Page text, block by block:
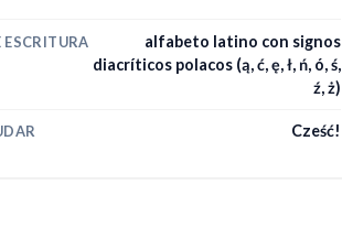
ESCRITURA
alfabeto latino con signos
diacríticos polacos (ą, ć, ę, ł, ń, ó, ś,
ź, ż)
Cześć!